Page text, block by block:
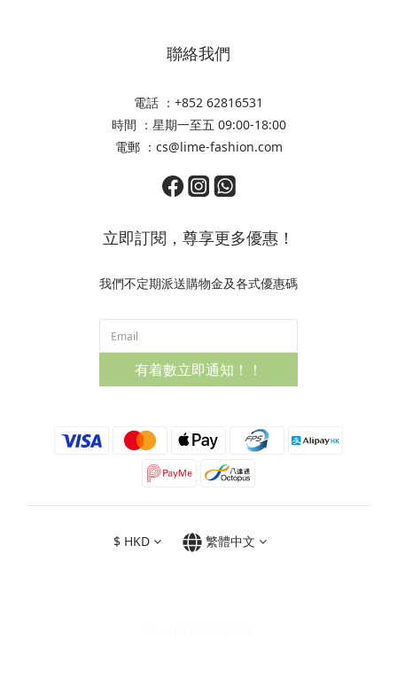
聯絡我們
電話 ：+852 62816531
時間 ：星期一至五 09:00-18:00
電郵 ：cs@lime-fashion.com
立即訂閱，尊享更多優惠！
我們不定期派送購物金及各式優惠碼
有着數立即通知！！
$ HKD 繁體中文